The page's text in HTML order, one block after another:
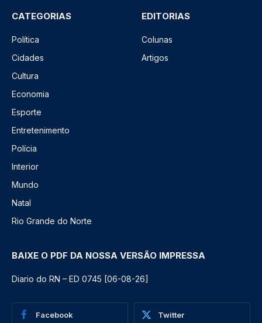
CATEGORIAS
Política
Cidades
Cultura
Economia
Esporte
Entretenimento
Polícia
Interior
Mundo
Natal
Rio Grande do Norte
EDITORIAS
Colunas
Artigos
BAIXE O PDF DA NOSSA VERSÃO IMPRESSA
Diario do RN – ED 0745 [06-08-26]
Facebook Twitter